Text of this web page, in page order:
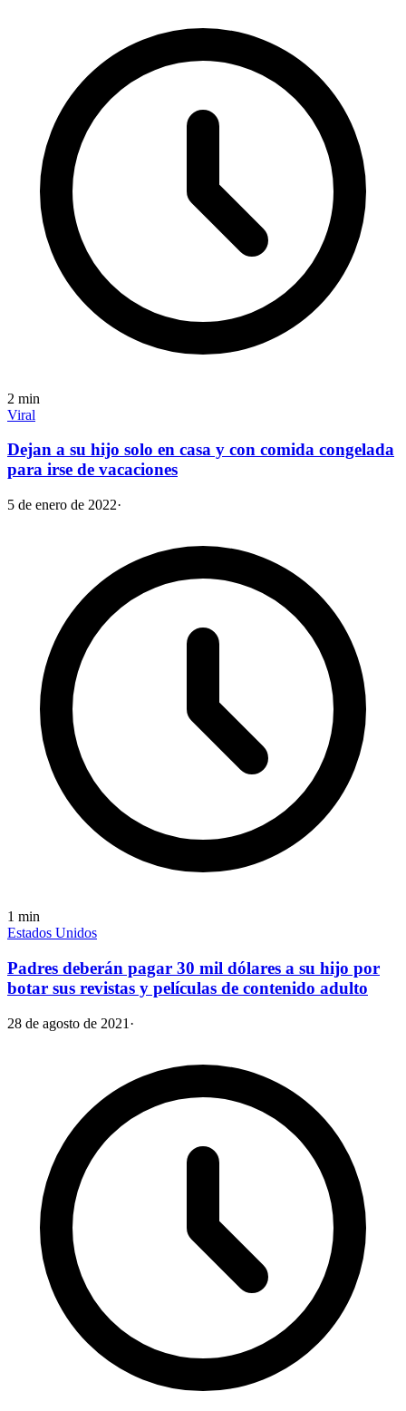
2 min
Viral
Dejan a su hijo solo en casa y con comida congelada
para irse de vacaciones
5 de enero de 2022·
1 min
Estados Unidos
Padres deberán pagar 30 mil dólares a su hijo por
botar sus revistas y películas de contenido adulto
28 de agosto de 2021 ·